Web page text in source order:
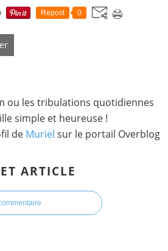
Repost 0
ou les tribulations quotidiennes
simple et heureuse !
de Muriel sur le portail Overblog
ARTICLE